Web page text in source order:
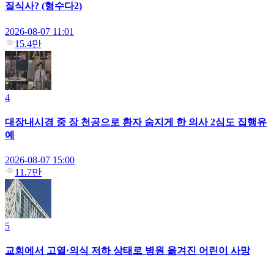
질식사? (형수다2)
2026-08-07 11:01
15.4만
4
대장내시경 중 장 천공으로 환자 숨지게 한 의사 2심도 집행유
예
2026-08-07 15:00
11.7만
5
교회에서 고열·의식 저하 상태로 병원 옮겨진 어린이 사망